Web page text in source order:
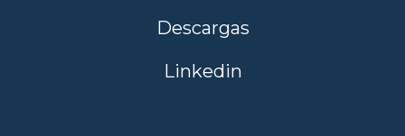
Descargas
Linkedin